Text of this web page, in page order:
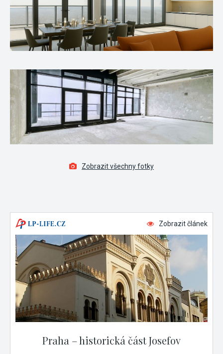
Zobrazit všechny fotky
Zobrazit článek
Praha – historická část Josefov